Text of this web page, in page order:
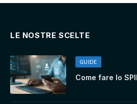
LE NOSTRE SCELTE
GUIDE
Come fare lo